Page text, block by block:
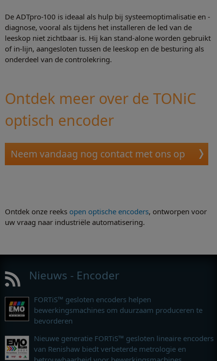
De ADTpro-100 is ideaal als hulp bij systeemoptimalisatie en -
diagnose, vooral als tijdens het installeren de led van de
leeskop niet zichtbaar is. Hij kan stand-alone worden gebruikt
of in-lijn, aangesloten tussen de leeskop en de besturing als
onderdeel van de controlekring.
Ontdek meer over de TONiC
optisch encoder
Neem vandaag nog contact met ons op
Ontdek onze reeks open optische encoders, ontworpen voor
uw vraag naar industriële automatisering.
Nieuws - Encoder
FORTiS™ gesloten encoders helpen
bewerkingsmachines om duurzaam produceren te
bevorderen
Nieuwe generatie FORTiS™ gesloten lineaire encoders
van Renishaw biedt verbeterde metrologie en